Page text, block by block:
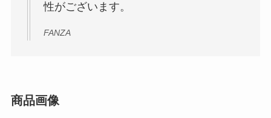
性がございます。
FANZA
商品画像